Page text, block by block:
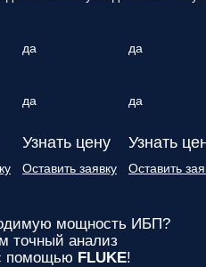
да да
да да
Узнать цену Узнать
Оставить заявку Оставить
мощность ИБП?
точный анализ
помощью FLUKE!